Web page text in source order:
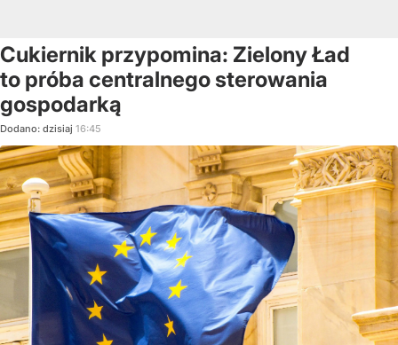
Cukiernik przypomina: Zielony Ład
to próba centralnego sterowania
gospodarką
Dodano: dzisiaj 16:45